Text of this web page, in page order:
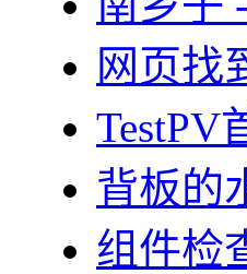
网页找
TestPV
背板的
组件检